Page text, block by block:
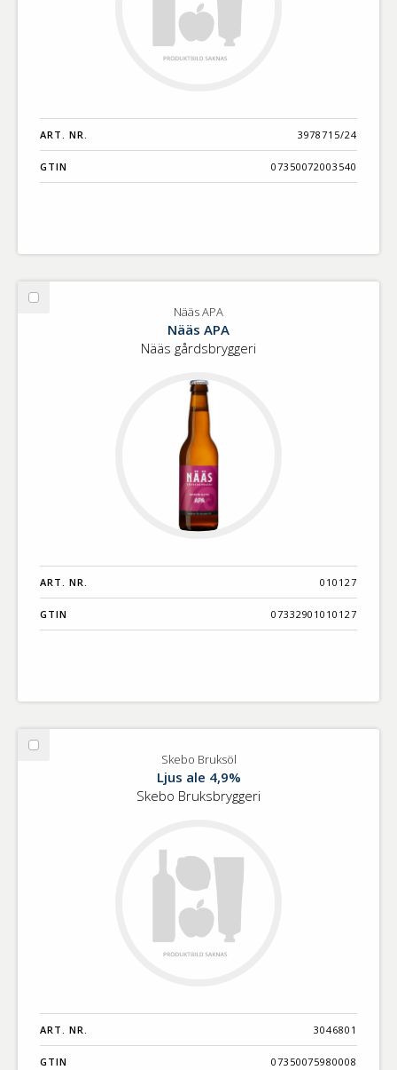
ART. NR. 3978715/24
GTIN 07350072003540
Välj
Nääs APA
Nääs APA
Nääs gårdsbryggeri
ART. NR. 010127
GTIN 07332901010127
Välj
Skebo Bruksöl
Ljus ale 4,9%
Skebo Bruksbryggeri
ART. NR. 3046801
GTIN 07350075980008